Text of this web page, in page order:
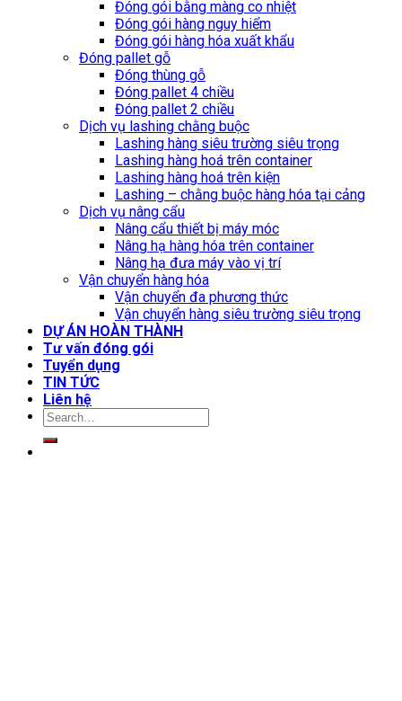
Đóng gói bằng màng co nhiệt
Đóng gói hàng nguy hiểm
Đóng gói hàng hóa xuất khẩu
Đóng pallet gỗ
Đóng thùng gỗ
Đóng pallet 4 chiều
Đóng pallet 2 chiều
Dịch vụ lashing chằng buộc
Lashing hàng siêu trường siêu trọng
Lashing hàng hoá trên container
Lashing hàng hoá trên kiện
Lashing – chằng buộc hàng hóa tại cảng
Dịch vụ nâng cẩu
Nâng cẩu thiết bị máy móc
Nâng hạ hàng hóa trên container
Nâng hạ đưa máy vào vị trí
Vận chuyển hàng hóa
Vận chuyển đa phương thức
Vận chuyển hàng siêu trường siêu trọng
DỰ ÁN HOÀN THÀNH
Tư vấn đóng gói
Tuyển dụng
TIN TỨC
Liên hệ